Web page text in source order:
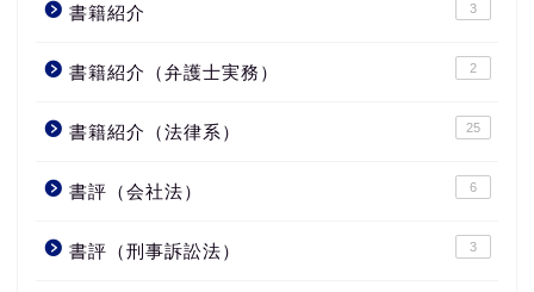
書籍紹介 3
書籍紹介（弁護士実務） 2
書籍紹介（法律系） 25
書評（会社法） 6
書評（刑事訴訟法） 3